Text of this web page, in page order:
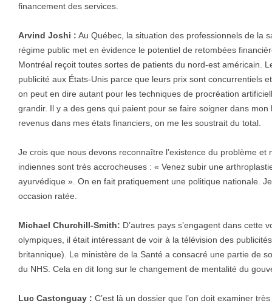
financement des services.
Arvind Joshi : Au Québec, la situation des professionnels de la
régime public met en évidence le potentiel de retombées
Montréal reçoit toutes sortes de patients du nord-est américain.
publicité aux États-Unis parce que leurs prix sont concurrentiels
on peut en dire autant pour les techniques de procréation
grandir. Il y a des gens qui paient pour se faire soigner dans mon
revenus dans mes états financiers, on me les soustrait du total.
Je crois que nous devons reconnaître l’existence du problème et
indiennes sont très accrocheuses : « Venez subir une
ayurvédique ». On en fait pratiquement une politique nationale.
occasion ratée.
Michael Churchill-Smith: D’autres pays s’engagent dans cette
olympiques, il était intéressant de voir à la télévision des
britannique). Le ministère de la Santé a consacré une partie de
du NHS. Cela en dit long sur le changement de mentalité du
Luc Castonguay : C’est là un dossier que l’on doit examiner